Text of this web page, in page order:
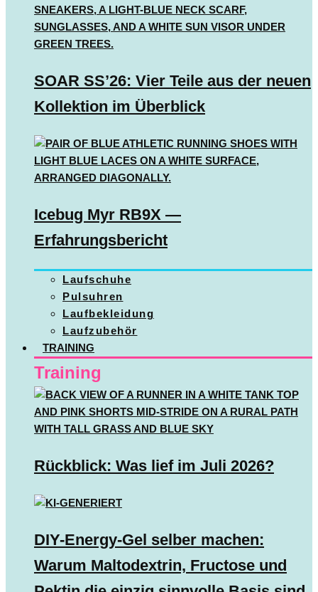
SOAR SS’26: Vier Teile aus der neuen
Kollektion im Überblick
Icebug Myr RB9X —
Erfahrungsbericht
Laufschuhe
Pulsuhren
Laufbekleidung
Laufzubehör
TRAINING
Training
Rückblick: Was lief im Juli 2026?
DIY-Energy-Gel selber machen:
Warum Maltodextrin, Fructose und